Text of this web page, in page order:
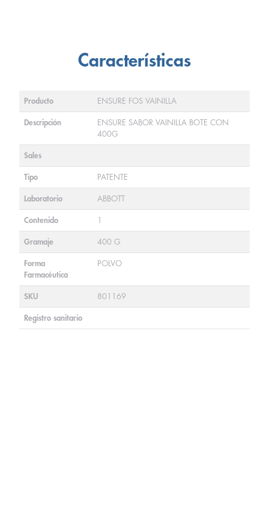
Características
Producto ENSURE FOS VAINILLA
Descripción
ENSURE SABOR VAINILLA BOTE CON
400G
Sales
Tipo PATENTE
Laboratorio ABBOTT
Contenido 1
Gramaje 400 G
Forma
Farmacéutica
POLVO
SKU 801169
Registro sanitario